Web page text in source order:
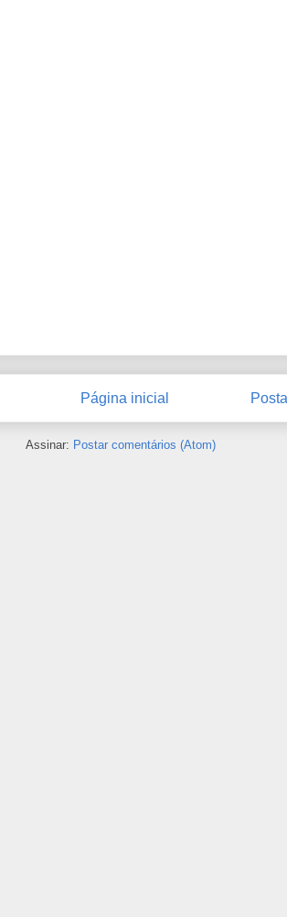
Página inicial
Assinar: Postar comentários (Atom)